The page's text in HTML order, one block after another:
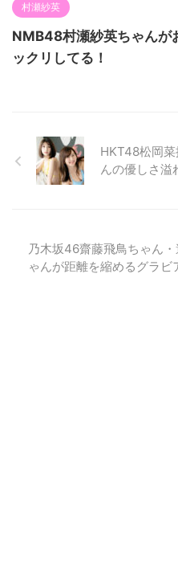
村瀬紗英
NMB48村瀬紗英ちゃんが
ックリしてる！
HKT48松岡
んの優しさ溢
乃木坂46齋藤飛鳥ちゃん
ゃんが距離を縮めるグラビ